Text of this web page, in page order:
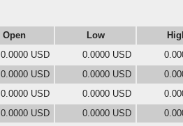
Open Low
0.0000 USD 0.0000 USD
0.0000 USD 0.0000 USD
0.0000 USD 0.0000 USD
0.0000 USD 0.0000 USD